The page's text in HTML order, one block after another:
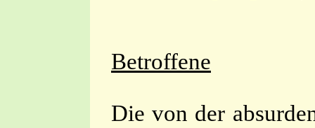
Betroffene
Die von der